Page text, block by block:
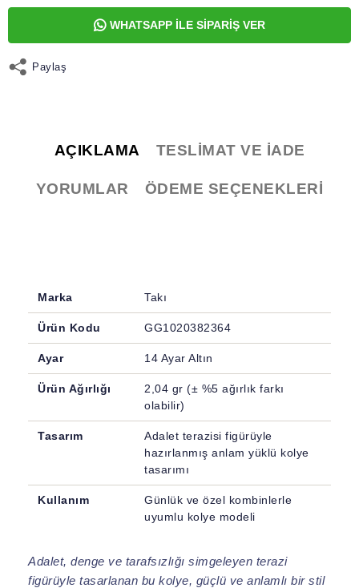
WHATSAPP İLE SİPARİŞ VER
Paylaş
AÇIKLAMA TESLIMAT VE İADE
YORUMLAR ÖDEME SEÇENEKLERI
Marka Takı
Ürün Kodu GG1020382364
Ayar 14 Ayar Altın
Ürün Ağırlığı
2,04 gr (± %5 ağırlık farkı
olabilir)
Tasarım
Adalet terazisi figürüyle
hazırlanmış anlam yüklü kolye
tasarımı
Kullanım
Günlük ve özel kombinlerle
uyumlu kolye modeli
Adalet, denge ve tarafsızlığı simgeleyen terazi
figürüyle tasarlanan bu kolye, güçlü ve anlamlı bir stil